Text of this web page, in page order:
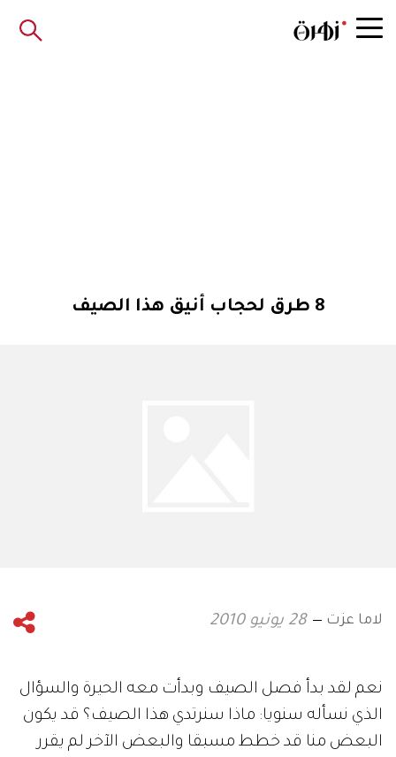
8 طرق لحجاب أنيق هذا الصيف
لاما عزت 28 يونيو 2010
نعم لقد بدأ فصل الصيف وبدأت معه الحيرة والسؤال
الذي نسأله سنويا: ماذا سنرتدي هذا الصيف؟ قد يكون
البعض منا قد خطط مسبقا والبعض الآخر لم يقرر